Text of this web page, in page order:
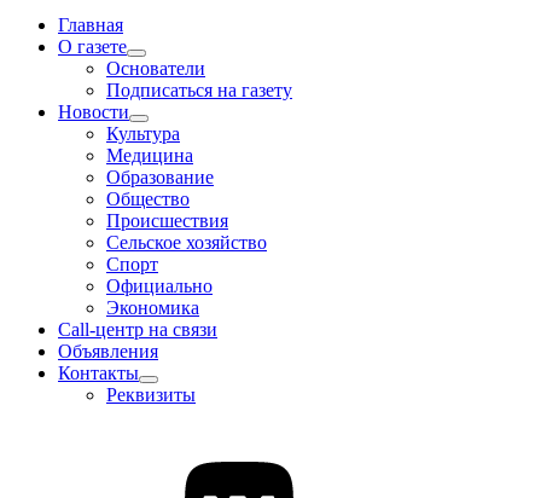
Главная
О газете
Основатели
Подписаться на газету
Новости
Культура
Медицина
Образование
Общество
Происшествия
Сельское хозяйство
Спорт
Официально
Экономика
Call-центр на связи
Объявления
Контакты
Реквизиты